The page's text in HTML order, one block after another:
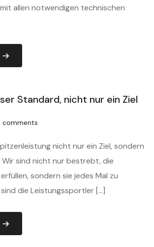
allen notwendigen technischen
Standard, nicht nur ein Ziel
comments
nicht nur ein Ziel, sondern
sind nicht nur bestrebt, die
sondern sie jedes Mal zu
die Leistungssportler […]